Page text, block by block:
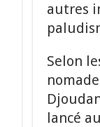
autres
Selon
lancé